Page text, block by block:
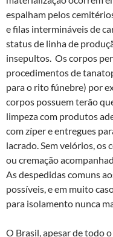
espalham pelos
e filas intermináveis de
status de linha de
insepultos. Os corpos
procedimentos de
para o rito fúnebre) por
corpos possuem terão
limpeza com produtos
com zíper e entregues
lacrado. Sem velórios, os
ou cremação
As despedidas comuns
possíveis, e em muito
para isolamento nunca
O Brasil, apesar de todo